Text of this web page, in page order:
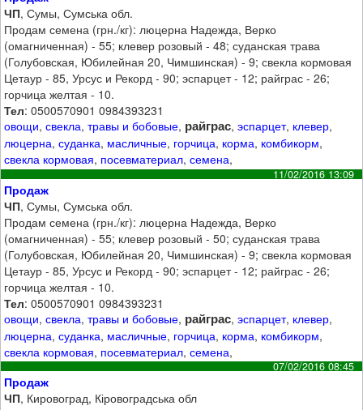
ЧП, Сумы, Сумська обл.
Продам семена (грн./кг): люцерна Надежда, Верко
(омагниченная) - 55; клевер розовый - 48; суданская трава
(Голубовская, Юбилейная 20, Чимшинская) - 9; свекла кормовая
Цетаур - 85, Урсус и Рекорд - 90; эспарцет - 12; райграс - 26;
горчица желтая - 10.
Тел: 0500570901 0984393231
овощи,свекла,травы и бобовые, райграс,эспарцет, клевер,
люцерна,суданка, масличные, горчица, корма, комбикорм,
свекла кормовая, посевматериал,семена,
11/02/2016 13:09
Продаж
ЧП, Сумы, Сумська обл.
Продам семена (грн./кг): люцерна Надежда, Верко
(омагниченная) - 55; клевер розовый - 50; суданская трава
(Голубовская, Юбилейная 20, Чимшинская) - 9; свекла кормовая
Цетаур - 85, Урсус и Рекорд - 90; эспарцет - 12; райграс - 26;
горчица желтая - 10.
Тел: 0500570901 0984393231
овощи,свекла,травы и бобовые, райграс,эспарцет, клевер,
люцерна,суданка, масличные, горчица, корма, комбикорм,
свекла кормовая, посевматериал,семена,
07/02/2016 08:45
Продаж
ЧП, Кировоград, Кіровоградська обл